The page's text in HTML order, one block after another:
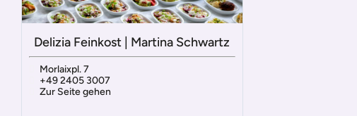
Delizia Feinkost | Martina Schwartz
Morlaixpl. 7
+49 2405 3007
Zur Seite gehen